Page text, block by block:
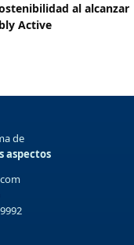
al alcanzar
Active
de
aspectos